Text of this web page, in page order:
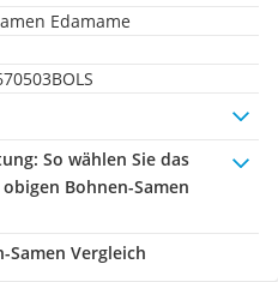
Edamame
: So wählen Sie das
Bohnen-Samen
Samen Vergleich